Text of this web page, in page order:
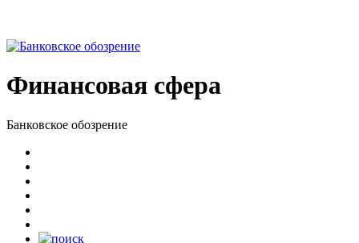
Финансовая сфера
Банковское обозрение